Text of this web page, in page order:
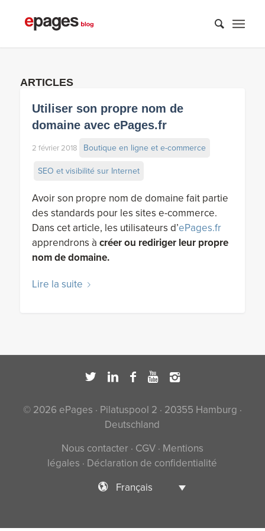
ARTICLES
Utiliser son propre nom de
domaine avec ePages.fr
2 février 2018 Boutique en ligne et e-commerce
SEO et visibilité sur Internet
Avoir son propre nom de domaine fait partie
des standards pour les sites e-commerce.
Dans cet article, les utilisateurs d’ePages.fr
apprendrons à créer ou rediriger leur propre
nom de domaine.
Lire la suite
© 2026 ePages · Pilatuspool 2 · 20355 Hamburg ·
Deutschland
Nous contacter · CGV· Mentions
légales · Déclaration de confidentialité
Français